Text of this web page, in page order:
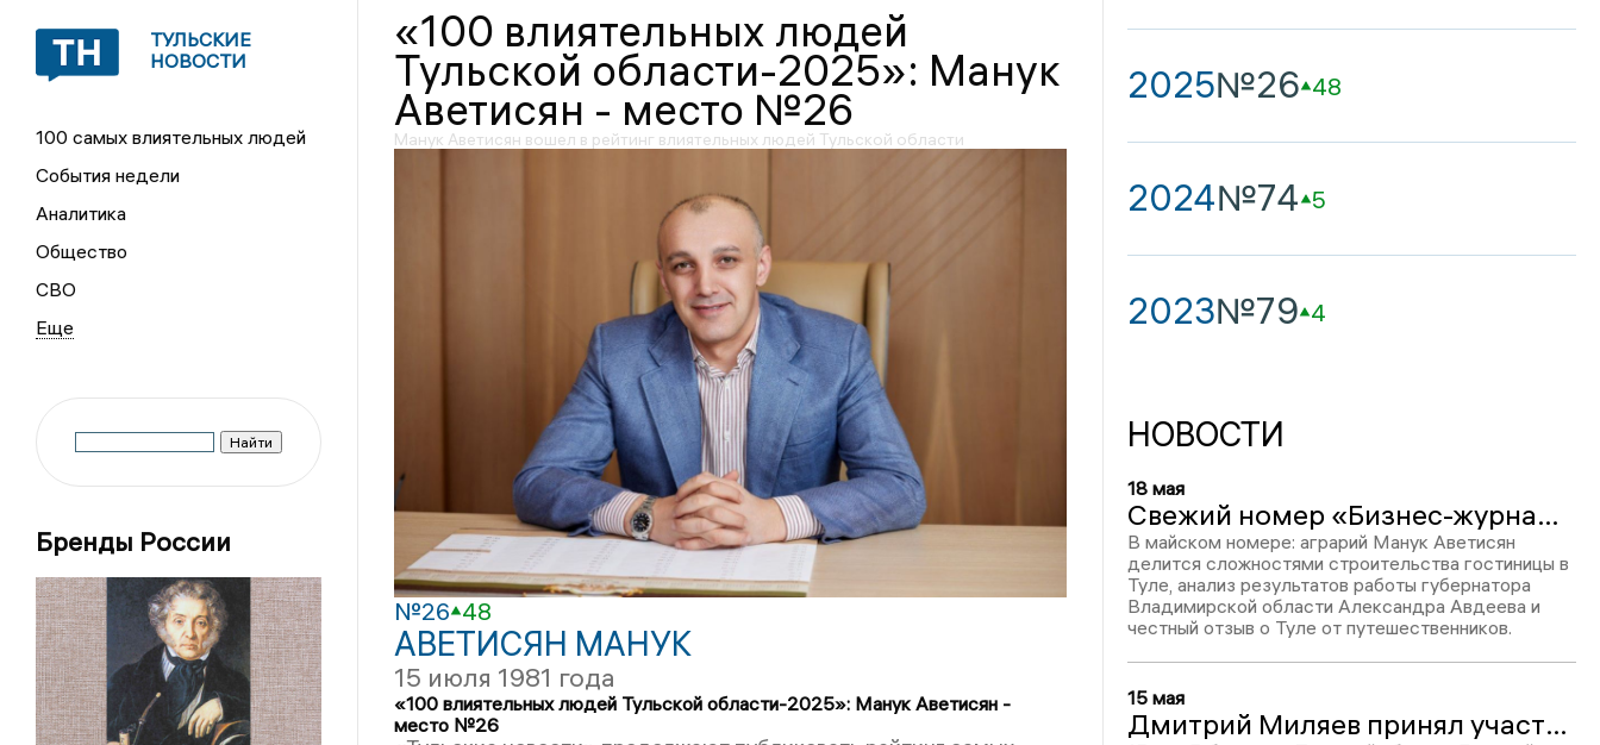
ТУЛЬСКИЕ
НОВОСТИ
100 самых влиятельных людей
События недели
Аналитика
Общество
СВО
Бренды России
«100 влиятельных людей
Тульской области-2025»: Манук
Аветисян - место №26
Манук Аветисян вошел в рейтинг влиятельных людей Тульской области
№26 48
АВЕТИСЯН МАНУК
15 июля 1981 года
«100 влиятельных людей Тульской области-2025»: Манук Аветисян -
место №26
2025№26 48
2024№74 5
2023№79 4
НОВОСТИ
18 мая
Свежий номер «Бизнес-журнала.Центр» доступен на OZON и Wildberries
В майском номере: аграрий Манук Аветисян
делится сложностями строительства гостиницы в
Туле, анализ результатов работы губернатора
Владимирской области Александра Авдеева и
честный отзыв о Туле от путешественников.
15 мая
Дмитрий Миляев принял участие в открытии мемориального комплекса «Участникам специальной военной операции» в Веневе